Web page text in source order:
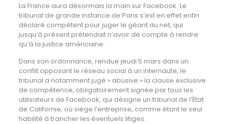
La France aura désormais la main sur Facebook. Le
tribunal de grande instance de Paris s’est en effet enfin
déclaré compétent pour juger le géant du net, qui
jusqu’à présent prétendait n’avoir de compte à rendre
qu’à la justice américaine.
Dans son ordonnance, rendue jeudi 5 mars dans un
conflit opposant le réseau social à un internaute, le
tribunal a notamment jugé « abusive » la clause exclusive
de compétence, obligatoirement signée par tous les
utilisateurs de Facebook, qui désigne un tribunal de l’État
de Californie, où siège l’entreprise, comme étant le seul
habilité à trancher les éventuels litiges.